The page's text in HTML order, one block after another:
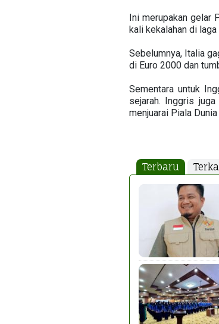
Ini merupakan gelar
kali kekalahan di laga
Sebelumnya, Italia
di Euro 2000 dan
Sementara untuk
sejarah. Inggris
menjuarai Piala
Terbaru